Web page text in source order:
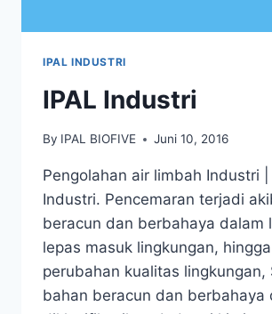
IPAL INDUSTRI
IPAL Industri
By IPAL BIOFIVE Juni 10, 2016
Pengolahan air limbah Industri |
Industri. Pencemaran terjadi
beracun dan berbahaya dalam
lepas masuk lingkungan,
perubahan kualitas lingkungan,
bahan beracun dan berbahaya